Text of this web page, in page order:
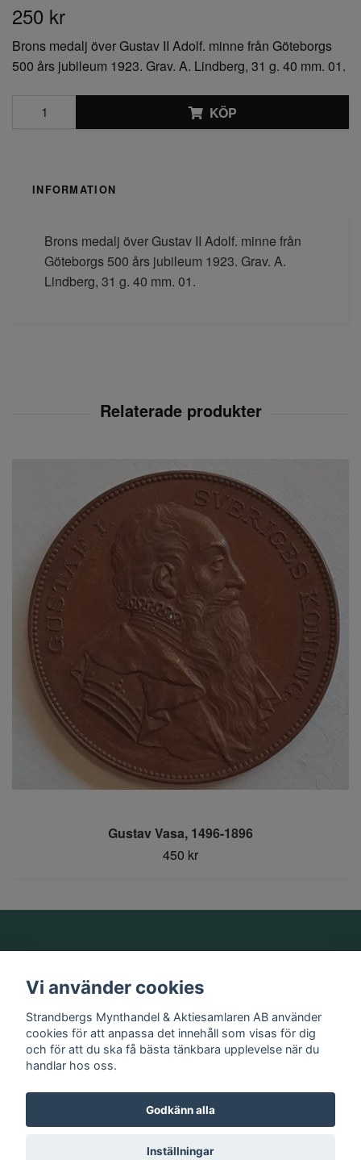
250 kr
Brons medalj över Gustav II Adolf. minne från Göteborgs
500 års jubileum 1923. Grav. A. Lindberg, 31 g. 40 mm. 01.
KÖP
INFORMATION
Brons medalj över Gustav II Adolf. minne från
Göteborgs 500 års jubileum 1923. Grav. A.
Lindberg, 31 g. 40 mm. 01.
Gustav Vasa, 1496-1896
450 kr
Information
Sociala medier
© 2026 Strandbergs Mynthandel & Aktiesamlaren AB
Vi använder cookies
Strandbergs Mynthandel & Aktiesamlaren AB använder
cookies för att anpassa det innehåll som visas för dig
och för att du ska få bästa tänkbara upplevelse när du
handlar hos oss.
Godkänn alla
Inställningar